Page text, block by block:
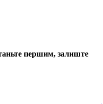
першим, залиште